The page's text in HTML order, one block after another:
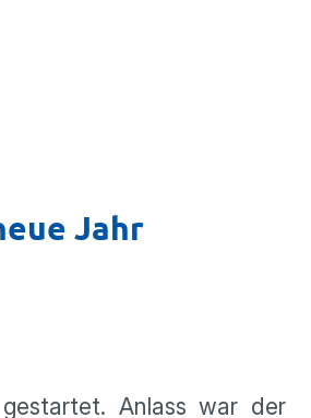
Jahr
Anlass war der